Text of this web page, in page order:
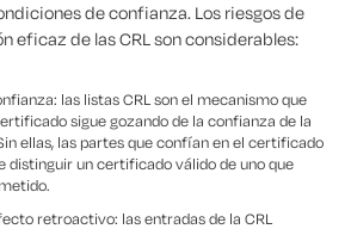
de confianza. Los riesgos de
eficaz de las CRL son considerables:
las listas CRL son el mecanismo que
sigue gozando de la confianza de la
ellas, las partes que confían en el certificado
distinguir un certificado válido de uno que
retroactivo: las entradas de la CRL